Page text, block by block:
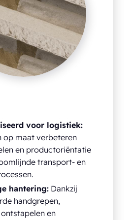
voor logistiek:
op maat verbeteren
en productoriëntatie
transport- en
hantering:Dankzij
handgrepen,
en